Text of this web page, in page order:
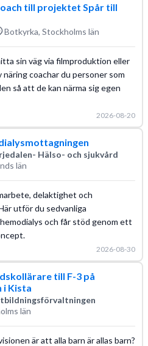
till projektet Spår till
Botkyrka, Stockholms län
sin väg via filmproduktion eller
coachar du personer som
så att de kan närma sig egen
2026-08-20
Hälso- och sjukvård
län
delaktighet och
utför du sedvanliga
och får stöd genom ett
2026-08-30
till F-3 på
i Kista
län
är att alla barn är allas barn?